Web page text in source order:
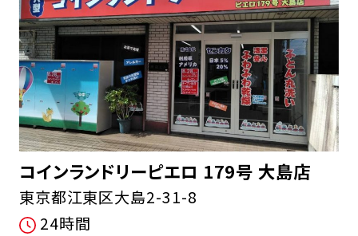
コインランドリーピエロ 179号 大島店
東京都江東区大島2-31-8
24時間